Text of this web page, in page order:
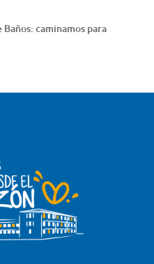
caminamos para